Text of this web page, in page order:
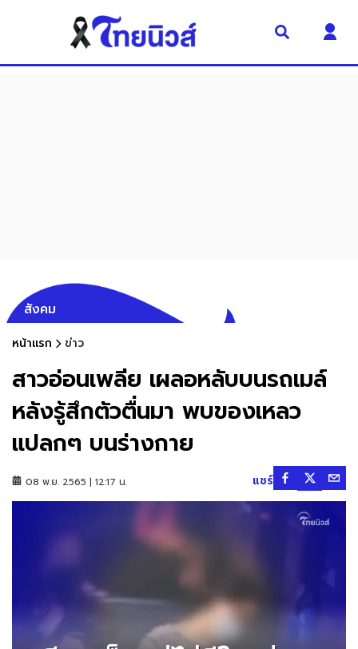
สังคม
หน้าแรก ข่าว
สาวอ่อนเพลีย เผลอหลับบนรถเมล์
หลังรู้สึกตัวตื่นมา พบของเหลว
แปลกๆ บนร่างกาย
08 พ.ย. 2565 | 12:17 น. แชร์